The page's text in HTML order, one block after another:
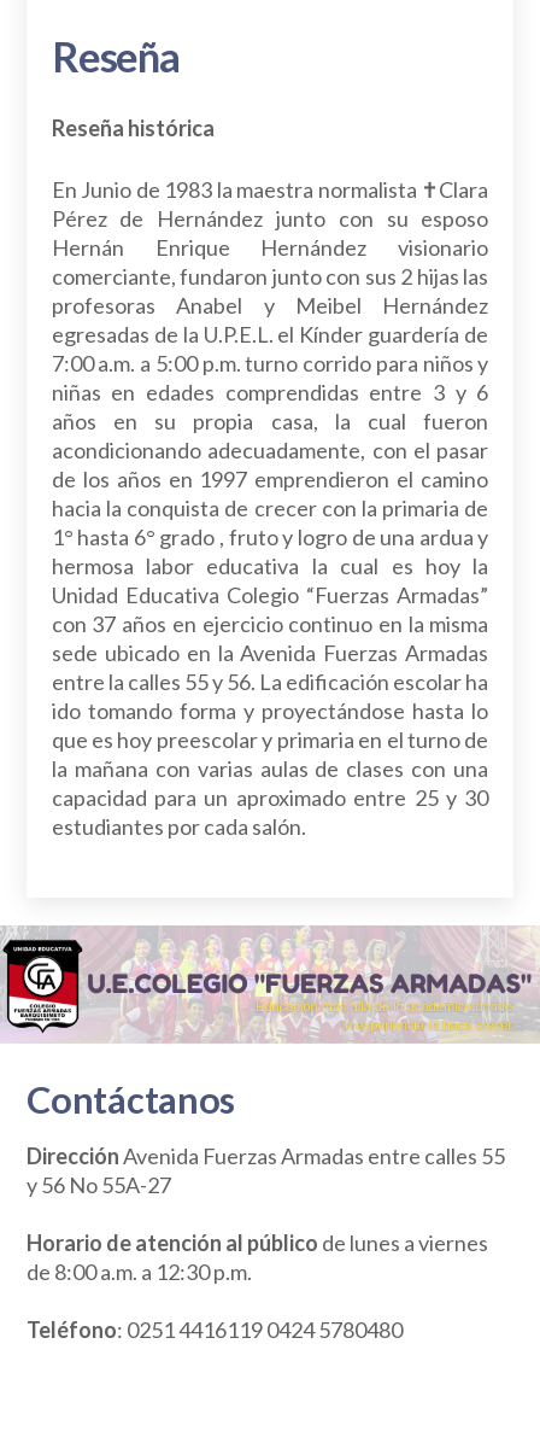
Reseña
Reseña histórica
En Junio de 1983 la maestra normalista ✝Clara
Pérez de Hernández junto con su esposo
Hernán Enrique Hernández visionario
comerciante, fundaron junto con sus 2 hijas las
profesoras Anabel y Meibel Hernández
egresadas de la U.P.E.L. el Kínder guardería de
7:00 a.m. a 5:00 p.m. turno corrido para niños y
niñas en edades comprendidas entre 3 y 6
años en su propia casa, la cual fueron
acondicionando adecuadamente, con el pasar
de los años en 1997 emprendieron el camino
hacia la conquista de crecer con la primaria de
1° hasta 6° grado , fruto y logro de una ardua y
hermosa labor educativa la cual es hoy la
Unidad Educativa Colegio “Fuerzas Armadas”
con 37 años en ejercicio continuo en la misma
sede ubicado en la Avenida Fuerzas Armadas
entre la calles 55 y 56. La edificación escolar ha
ido tomando forma y proyectándose hasta lo
que es hoy preescolar y primaria en el turno de
la mañana con varias aulas de clases con una
capacidad para un aproximado entre 25 y 30
estudiantes por cada salón.
Contáctanos
DirecciónAvenida Fuerzas Armadas entre calles 55
y 56 No 55A-27
Horario de atención al público de lunes a viernes
de 8:00 a.m. a 12:30 p.m.
Teléfono: 0251 4416119 0424 5780480